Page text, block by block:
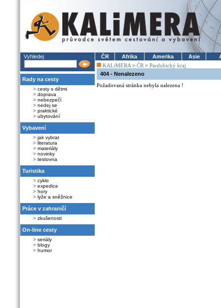
Vyhledej
Rady na cesty
> cesty s dětmi
> doprava
> nebezpečí
> nedej se
> praktické
> ubytování
Vybavení
> jak vybrat
> literatura
> materiály
> novinky
> testovna
Turistika
> cyklo
> expedice
> hory
> lyže a sněžnice
Práce v zahraničí
> zkušenosti
On-line cesty
> seriály
> blogy
> humor
ČR Afrika Amerika Asie
KALiMERA > ČR > Pardubický kraj
404 - Nenalezeno
Požadovaná stránka nebyla nalezena !